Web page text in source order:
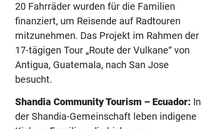
20 Fahrräder wurden für die Familien
finanziert, um Reisende auf Radtouren
mitzunehmen. Das Projekt im Rahmen der
17-tägigen Tour „Route der Vulkane“ von
Antigua, Guatemala, nach San Jose
besucht.
Shandia Community Tourism – Ecuador: In
der Shandia-Gemeinschaft leben indigene